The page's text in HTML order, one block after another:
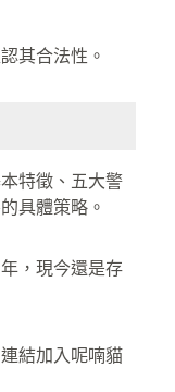
其合法性。
特徵、五大警
具體策略。
，現今還是存
結加入呢喃貓